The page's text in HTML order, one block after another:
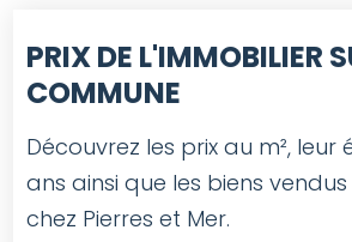
PRIX DE L'IMMOBILIER
COMMUNE
Découvrez les prix au m², leur
ans ainsi que les biens
chez Pierres et Mer.